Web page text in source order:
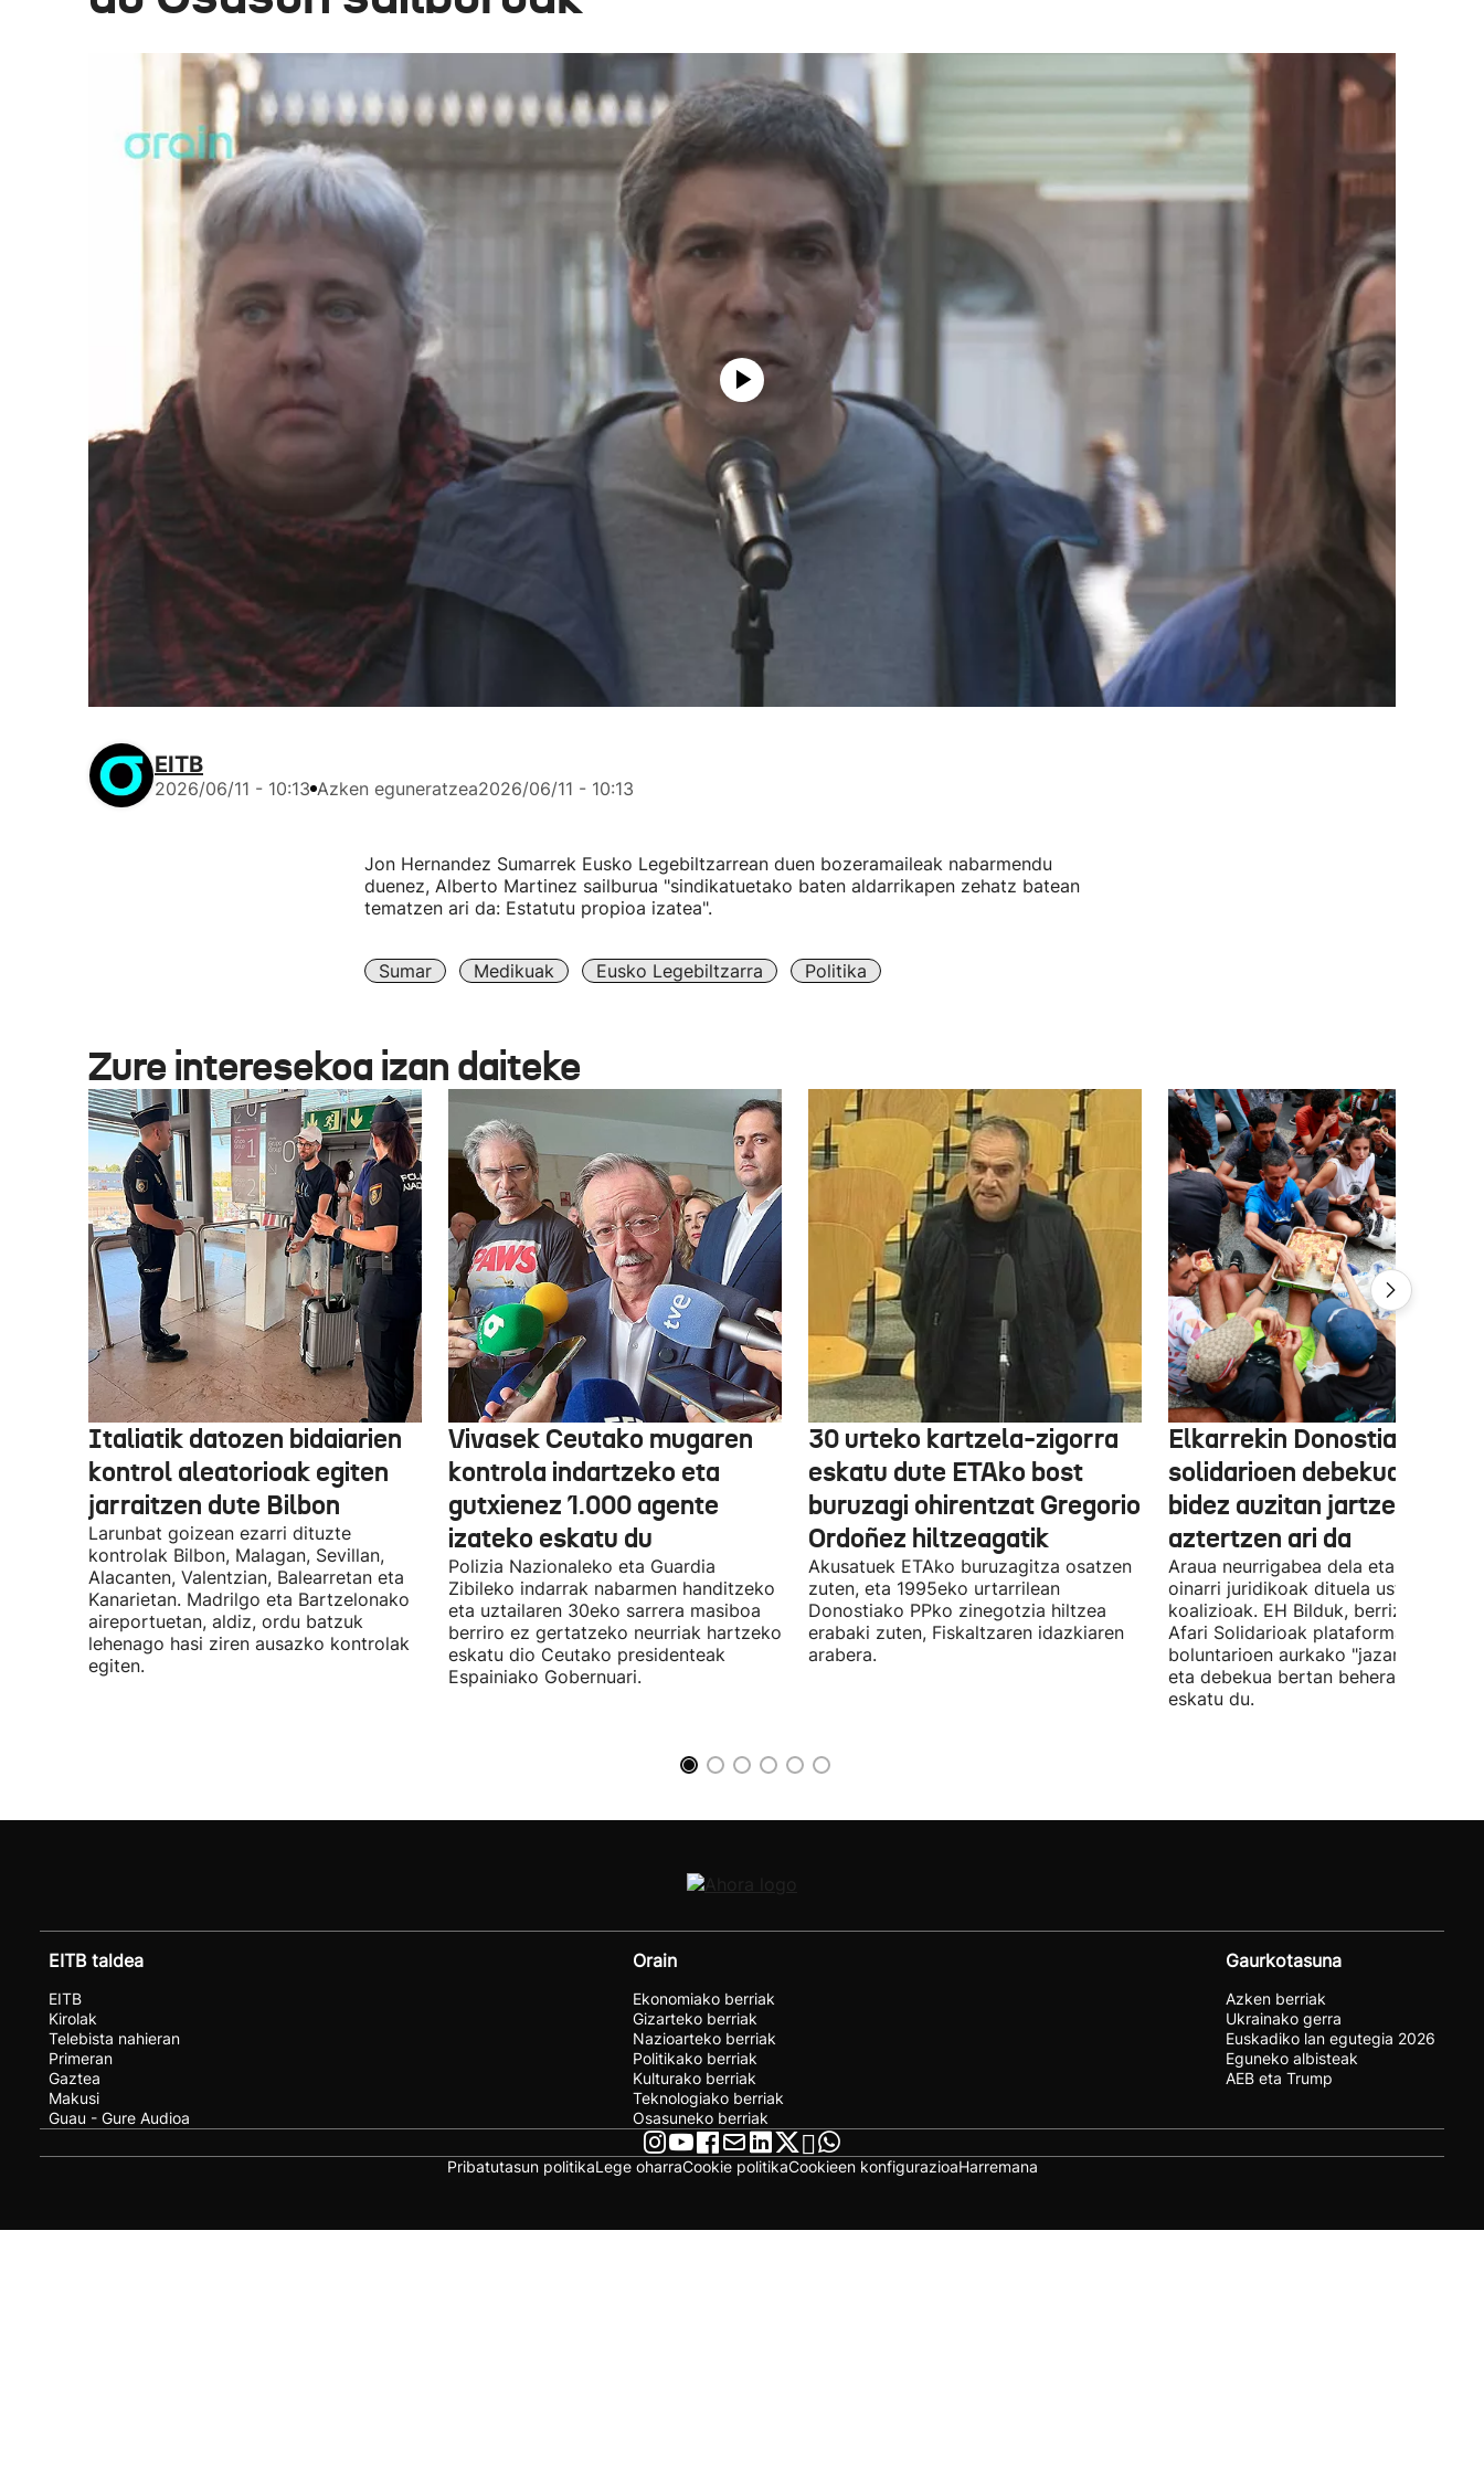
EITB
2026/06/11 - 10:13 Azken eguneratzea2026/06/11 - 10:13
Jon Hernandez Sumarrek Eusko Legebiltzarrean duen bozeramaileak nabarmendu
duenez, Alberto Martinez sailburua "sindikatuetako baten aldarrikapen zehatz batean
tematzen ari da: Estatutu propioa izatea".
Sumar Medikuak Eusko Legebiltzarra Politika
Zure interesekoa izan daiteke
Italiatik datozen bidaiarien
kontrol aleatorioak egiten
jarraitzen dute Bilbon
Larunbat goizean ezarri dituzte
kontrolak Bilbon, Malagan, Sevillan,
Alacanten, Valentzian, Balearretan eta
Kanarietan. Madrilgo eta Bartzelonako
aireportuetan, aldiz, ordu batzuk
lehenago hasi ziren ausazko kontrolak
egiten.
Vivasek Ceutako mugaren
kontrola indartzeko eta
gutxienez 1.000 agente
izateko eskatu du
Polizia Nazionaleko eta Guardia
Zibileko indarrak nabarmen handitzeko
eta uztailaren 30eko sarrera masiboa
berriro ez gertatzeko neurriak hartzeko
eskatu dio Ceutako presidenteak
Espainiako Gobernuari.
30 urteko kartzela-zigorra
eskatu dute ETAko bost
buruzagi ohirentzat Gregorio
Ordoñez hiltzeagatik
Akusatuek ETAko buruzagitza osatzen
zuten, eta 1995eko urtarrilean
Donostiako PPko zinegotzia hiltzea
erabaki zuten, Fiskaltzaren idazkiaren
arabera.
Elkarrekin Donostia afari
solidarioen debekua
bidez auzitan jartzea
aztertzen ari da
Araua neurrigabea dela eta
oinarri juridikoak dituela uste du
koalizioak. EH Bilduk, berriz, Kaleko
Afari Solidarioak plataformako
boluntarioen aurkako "jazarpena"
eta debekua bertan behera uzteko
eskatu du.
EITB taldea
EITB
Kirolak
Telebista nahieran
Primeran
Gaztea
Makusi
Guau - Gure Audioa
Orain
Ekonomiako berriak
Gizarteko berriak
Nazioarteko berriak
Politikako berriak
Kulturako berriak
Teknologiako berriak
Osasuneko berriak
Gaurkotasuna
Azken berriak
Ukrainako gerra
Euskadiko lan egutegia 2026
Eguneko albisteak
AEB eta Trump
Pribatutasun politikaLege oharraCookie politikaCookieen konfigurazioaHarremana